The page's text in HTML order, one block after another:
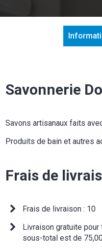
Savonnerie
Savons artisanaux faits
Produits de bain et autres
Frais de
Frais de livraison : 10
Livraison gratuite
sous-total est de